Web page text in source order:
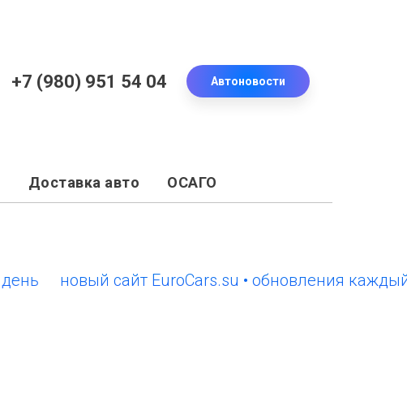
+7 (980) 951 54 04 Автоновости
Доставка авто ОСАГО
новый сайт EuroCars.su • обновления каждый